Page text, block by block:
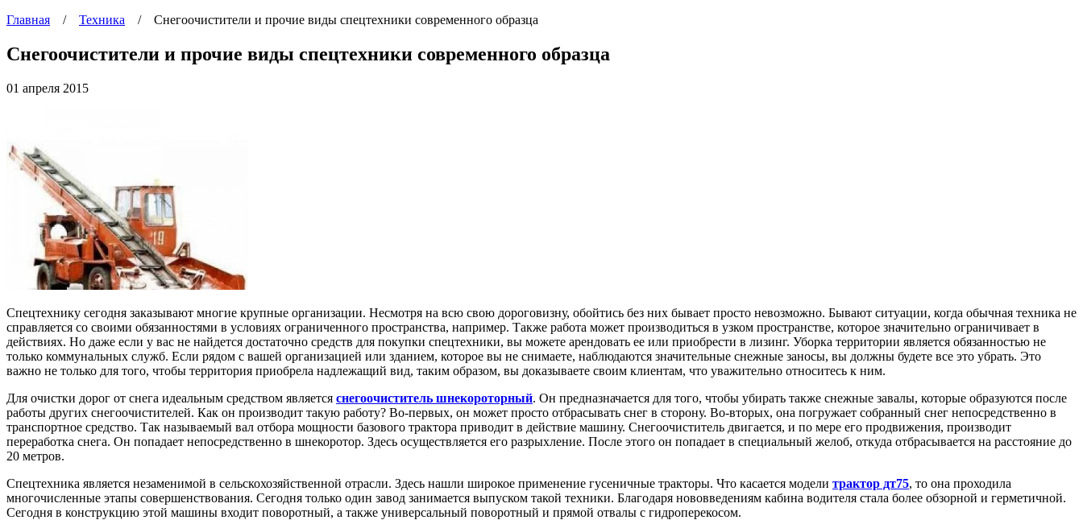
Главная / Техника / Снегоочистители и прочие виды спецтехники современного образца
Снегоочистители и прочие виды спецтехники современного образца
01 апреля 2015
Спецтехнику сегодня заказывают многие крупные организации. Несмотря на всю свою дороговизну, обойтись без них бывает просто невозможно. Бывают ситуации, когда обычная техника не
справляется со своими обязанностями в условиях ограниченного пространства, например. Также работа может производиться в узком пространстве, которое значительно ограничивает в
действиях. Но даже если у вас не найдется достаточно средств для покупки спецтехники, вы можете арендовать ее или приобрести в лизинг. Уборка территории является обязанностью не
только коммунальных служб. Если рядом с вашей организацией или зданием, которое вы не снимаете, наблюдаются значительные снежные заносы, вы должны будете все это убрать. Это
важно не только для того, чтобы территория приобрела надлежащий вид, таким образом, вы доказываете своим клиентам, что уважительно относитесь к ним.
Для очистки дорог от снега идеальным средством является снегоочиститель шнекороторный. Он предназначается для того, чтобы убирать также снежные завалы, которые образуются после
работы других снегоочистителей. Как он производит такую работу? Во-первых, он может просто отбрасывать снег в сторону. Во-вторых, она погружает собранный снег непосредственно в
транспортное средство. Так называемый вал отбора мощности базового трактора приводит в действие машину. Снегоочиститель двигается, и по мере его продвижения, производит
переработка снега. Он попадает непосредственно в шнекоротор. Здесь осуществляется его разрыхление. После этого он попадает в специальный желоб, откуда отбрасывается на расстояние до
20 метров.
Спецтехника является незаменимой в сельскохозяйственной отрасли. Здесь нашли широкое применение гусеничные тракторы. Что касается модели трактор дт75, то она проходила
многочисленные этапы совершенствования. Сегодня только один завод занимается выпуском такой техники. Благодаря нововведениям кабина водителя стала более обзорной и герметичной.
Сегодня в конструкцию этой машины входит поворотный, а также универсальный поворотный и прямой отвалы с гидроперекосом.